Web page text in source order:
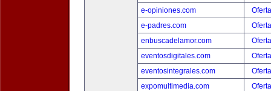
e-opiniones.com
e-padres.com
enbuscadelamor.com
eventosdigitales.com
eventosintegrales.com
expomultimedia.com